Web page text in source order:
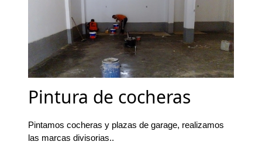
Pintura de cocheras
Pintamos cocheras y plazas de garage, realizamos
las marcas divisorias..